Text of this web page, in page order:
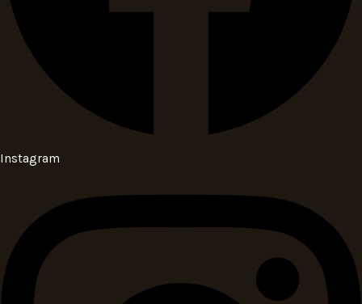
Instagram